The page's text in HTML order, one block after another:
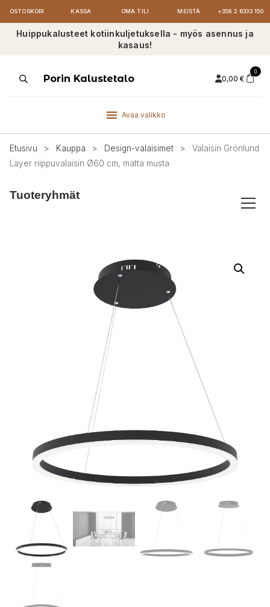
OSTOSKORI KASSA OMA TILI MEISTÄ +358 2 6333 150
Huippukalusteet kotiinkuljetuksella - myös asennus ja
kasaus!
ProductsPorin Kalustetalo 0,00 €
0
Avaa valikko
Etusivu > Kauppa > Design-valaisimet >
Valaisin Grönlund
Layer riippuvalaisin Ø60 cm, matta musta
Tuoteryhmät